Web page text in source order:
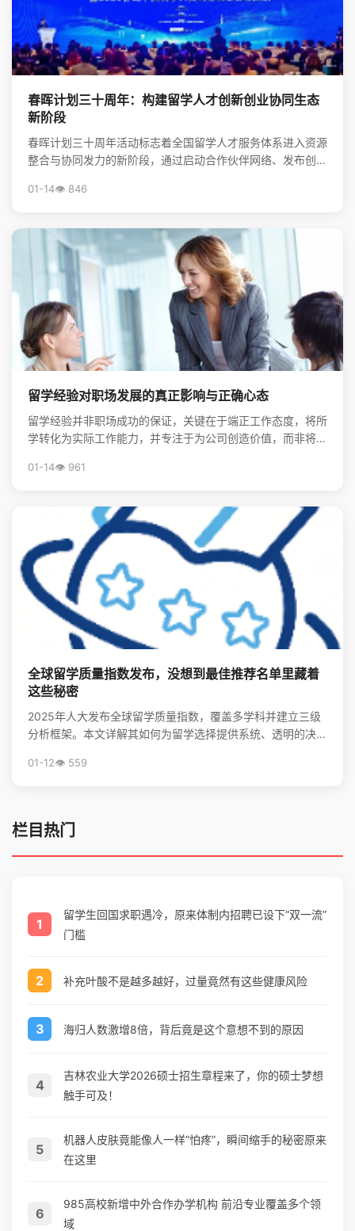
春晖计划三十周年：构建留学人才创新创业协同生态
新阶段
春晖计划三十周年活动标志着全国留学人才服务体系进入资源
整合与协同发力的新阶段，通过启动合作伙伴网络、发布创新
01-14👁️ 846
留学经验对职场发展的真正影响与正确心态
留学经验并非职场成功的保证，关键在于端正工作态度，将所
学转化为实际工作能力，并专注于为公司创造价值，而非将其
01-14👁️ 961
全球留学质量指数发布，没想到最佳推荐名单里藏着
这些秘密
2025年人大发布全球留学质量指数，覆盖多学科并建立三级
分析框架。本文详解其如何为留学选择提供系统、透明的决策
01-12👁️ 559
栏目热门
1
留学生回国求职遇冷，原来体制内招聘已设下“双一流”
门槛
2 补充叶酸不是越多越好，过量竟然有这些健康风险
3 海归人数激增8倍，背后竟是这个意想不到的原因
4
吉林农业大学2026硕士招生章程来了，你的硕士梦想
触手可及！
5
机器人皮肤竟能像人一样“怕疼”，瞬间缩手的秘密原来
在这里
6
985高校新增中外合作办学机构 前沿专业覆盖多个领
域